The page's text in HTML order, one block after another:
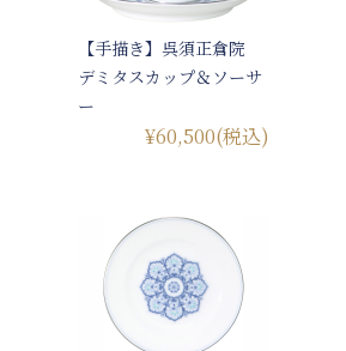
【手描き】呉須正倉院
デミタスカップ＆ソーサ
ー
¥60,500(税込)